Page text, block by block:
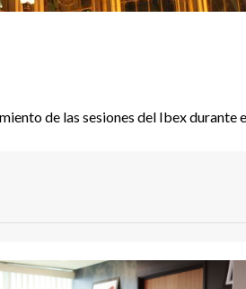
de las sesiones del Ibex